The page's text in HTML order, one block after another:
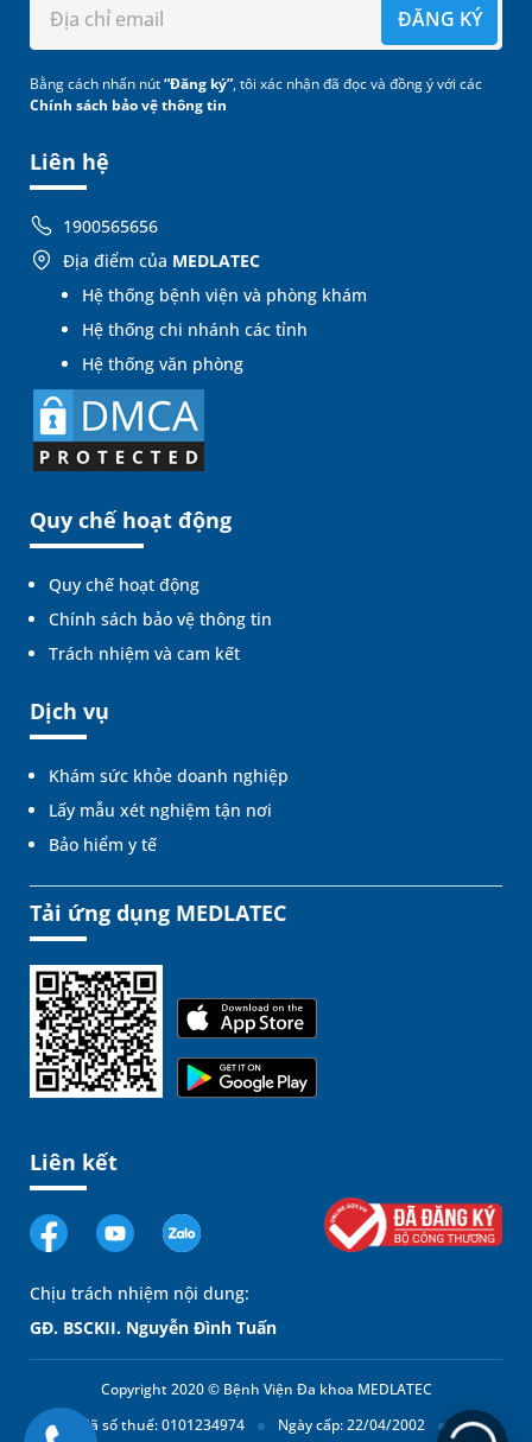
Liên hệ
1900565656
Địa điểm của MEDLATEC
Hệ thống bệnh viện và phòng khám
Hệ thống chi nhánh các tỉnh
Hệ thống văn phòng
Quy chế hoạt động
Quy chế hoạt động
Chính sách bảo vệ thông tin
Trách nhiệm và cam kết
Dịch vụ
Khám sức khỏe doanh nghiệp
Lấy mẫu xét nghiệm tận nơi
Bảo hiểm y tế
ĐĂNG KÝ
Bằng cách nhấn nút“Đăng ký”, tôi xác nhận đã đọc và đồng ý với các
Chính sách bảo vệ thông tin
Tải ứng dụng MEDLATEC
Liên kết
Chịu trách nhiệm nội dung:
GĐ. BSCKII. Nguyễn Đình Tuấn
Copyright 2020 © Bệnh Viện Đa khoa MEDLATEC
Mã số thuế: 0101234974
Ngày cấp: 22/04/2002